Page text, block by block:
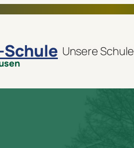
Unsere Schule